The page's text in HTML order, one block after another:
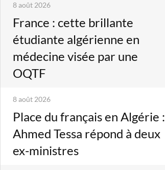
8 août 2026
France : cette brillante
étudiante algérienne en
médecine visée par une
OQTF
8 août 2026
Place du français en Algérie :
Ahmed Tessa répond à deux
ex-ministres